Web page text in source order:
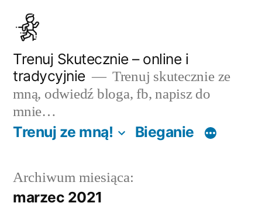
Przejdź
treściTrenuj Skutecznie – online i
tradycyjnie
Trenuj skutecznie ze
mną, odwiedź bloga, fb, napisz do
mnie…
Trenuj ze mną! Bieganie
Archiwum miesiąca:
marzec 2021